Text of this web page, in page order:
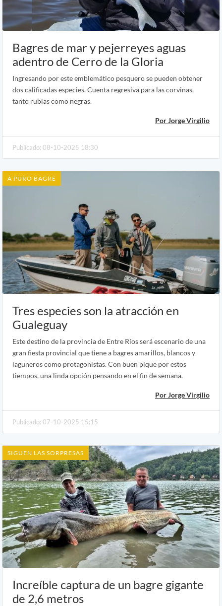
Bagres de mar y pejerreyes aguas
adentro de Cerro de la Gloria
Ingresando por este emblemático pesquero se pueden obtener
dos calificadas especies. Cuenta regresiva para las corvinas,
tanto rubias como negras.
Por Jorge Virgilio
Publicado: 08-10-2025 18:30
A PURO BAGRE
Tres especies son la atracción en
Gualeguay
Este destino de la provincia de Entre Ríos será escenario de una
gran fiesta provincial que tiene a bagres amarillos, blancos y
laguneros como protagonistas. Con buen pique por estos
tiempos, una linda opción pensando en el fin de semana.
Por Jorge Virgilio
Publicado: 07-10-2025 15:15
SIGUEN LAS SORPRESAS
Increíble captura de un bagre gigante
de 2,6 metros